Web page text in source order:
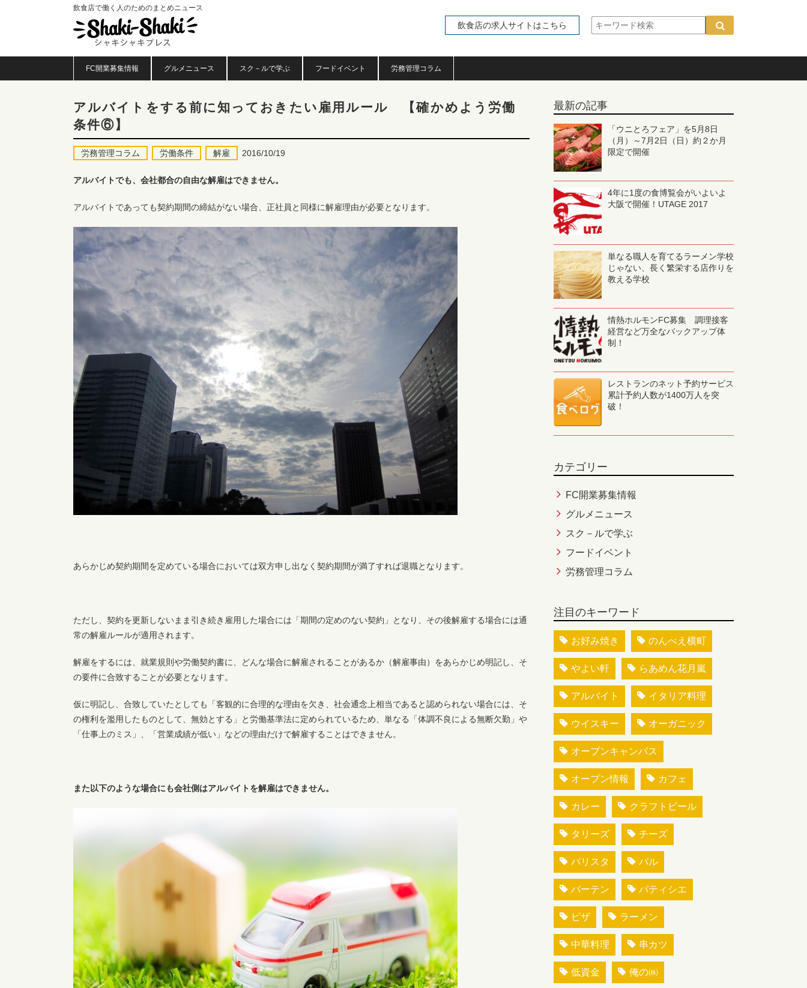
飲食店で働く人のためのまとめニュース
飲食店の求人サイトはこちら
FC開業募集情報 グルメニュース スク－ルで学ぶ フードイベント 労務管理コラム
アルバイトをする前に知っておきたい雇用ルール 【確かめよう労働
条件⑥】
労務管理コラム 労働条件 解雇 2016/10/19
アルバイトでも、会社都合の自由な解雇はできません。
アルバイトであっても契約期間の締結がない場合、正社員と同様に解雇理由が必要となります。
あらかじめ契約期間を定めている場合においては双方申し出なく契約期間が満了すれば退職となります。
ただし、契約を更新しないまま引き続き雇用した場合には「期間の定めのない契約」となり、その後解雇する場合には通
常の解雇ルールが適用されます。
解雇をするには、就業規則や労働契約書に、どんな場合に解雇されることがあるか（解雇事由）をあらかじめ明記し、そ
の要件に合致することが必要となります。
仮に明記し、合致していたとしても「客観的に合理的な理由を欠き、社会通念上相当であると認められない場合には、そ
の権利を濫用したものとして、無効とする」と労働基準法に定められているため、単なる「体調不良による無断欠勤」や
「仕事上のミス」、「営業成績が低い」などの理由だけで解雇することはできません。
また以下のような場合にも会社側はアルバイトを解雇はできません。
最新の記事
「ウニとろフェア」を5月8日
（月）～7月2日（日）約２か月
限定で開催
4年に1度の食博覧会がいよいよ
大阪で開催！UTAGE 2017
単なる職人を育てるラーメン学校
じゃない、長く繁栄する店作りを
教える学校
情熱ホルモンFC募集 調理接客
経営など万全なバックアップ体
制！
レストランのネット予約サービス
累計予約人数が1400万人を突
破！
カテゴリー
FC開業募集情報
グルメニュース
スク－ルで学ぶ
フードイベント
労務管理コラム
注目のキーワード
お好み焼き のんべえ横町
やよい軒 らあめん花月嵐
アルバイト イタリア料理
ウイスキー オーガニック
オープンキャンパス
オープン情報 カフェ
カレー クラフトビール
タリーズ チーズ
バリスタ バル
バーテン パティシエ
ピザ ラーメン
中華料理 串カツ
低資金 俺の㈱